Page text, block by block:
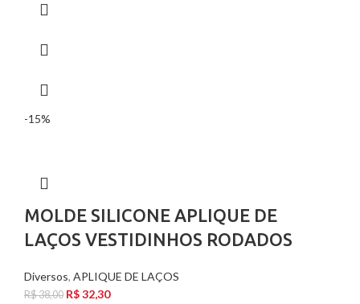
-15%
MOLDE SILICONE APLIQUE DE
LAÇOS VESTIDINHOS RODADOS
Diversos, APLIQUE DE LAÇOS
R$38,00 R$32,30